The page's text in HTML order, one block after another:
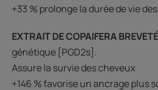
+33 % prolonge la durée de vie
EXTRAIT DE COPAIFERA BREVETÉ
génétique [PGD2s].
Assure la survie des cheveux
+146 % favorise un ancrage plus